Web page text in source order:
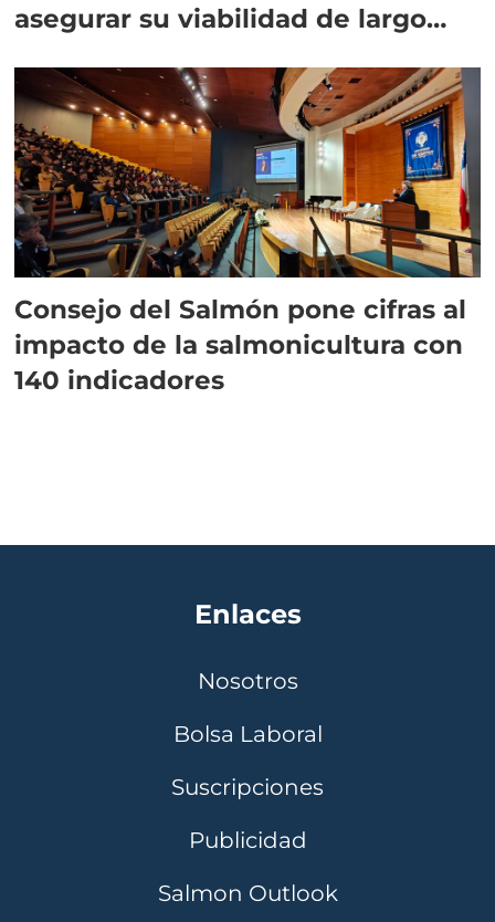
asegurar su viabilidad de largo
Consejo del Salmón pone cifras al
impacto de la salmonicultura con
140 indicadores
Enlaces
Nosotros
Bolsa Laboral
Suscripciones
Publicidad
Salmon Outlook